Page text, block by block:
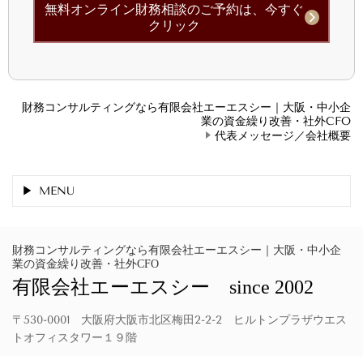
無料オンライン財務相談のご予約は、今すぐ
クリック
財務コンサルティングなら有限会社エーエスシー｜大阪・中小企
業の資金繰り改善・社外CFO
代表メッセージ／会社概要
MENU
財務コンサルティングなら有限会社エーエスシー｜大阪・中小企
業の資金繰り改善・社外CFO
有限会社エーエスシー since 2002
〒530-0001 大阪府大阪市北区梅田2-2-2 ヒルトンプラザウエス
トオフィスタワー１９階